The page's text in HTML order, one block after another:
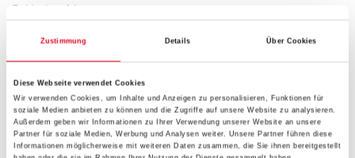
Zustimmung Details Über Cookies
Diese Webseite verwendet Cookies
Wir verwenden Cookies, um Inhalte und Anzeigen zu personalisieren, Funktionen für
soziale Medien anbieten zu können und die Zugriffe auf unsere Website zu analysieren.
Außerdem geben wir Informationen zu Ihrer Verwendung unserer Website an unsere
Partner für soziale Medien, Werbung und Analysen weiter. Unsere Partner führen diese
Informationen möglicherweise mit weiteren Daten zusammen, die Sie ihnen bereitgestellt
Farbtonbezeichnung
Gebinde